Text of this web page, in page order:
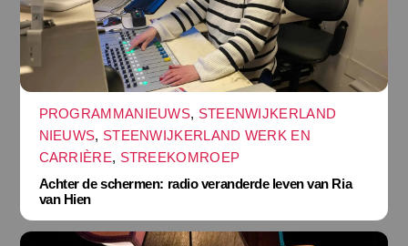
PROGRAMMANIEUWS, STEENWIJKERLAND
NIEUWS, STEENWIJKERLAND WERK EN
CARRIÈRE, STREEKOMROEP
Achter de schermen: radio veranderde leven van Ria
van Hien